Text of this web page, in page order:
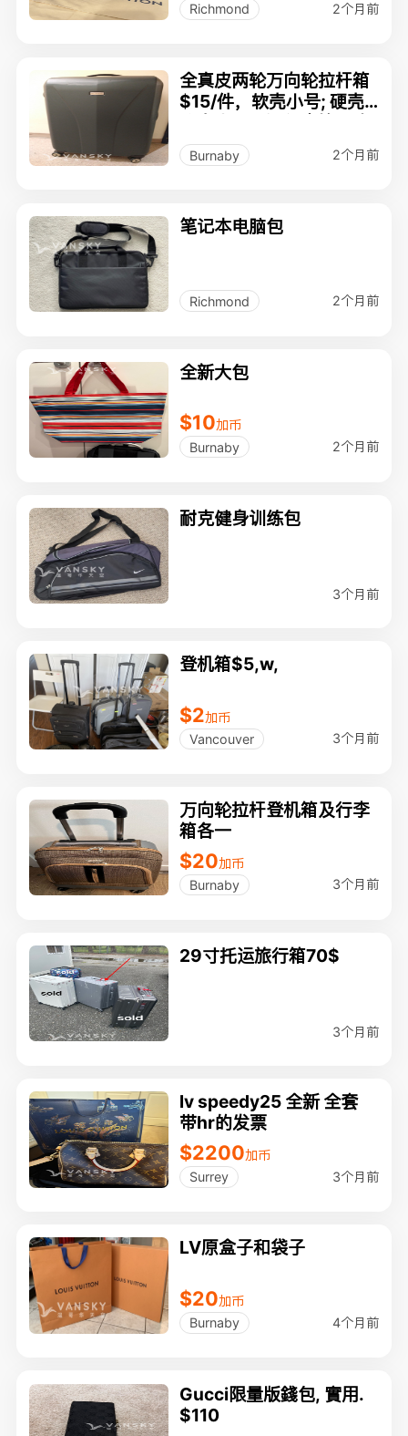
Richmond
2个月前
全真皮两轮万向轮拉杆箱
$15/件，软壳小号; 硬壳,
好用正常使用
Burnaby 2个月前
笔记本电脑包
Richmond 2个月前
全新大包
$10加币
Burnaby
2个月前
耐克健身训练包
3个月前
登机箱$5,w,
$2加币
Vancouver
3个月前
万向轮拉杆登机箱及行李
箱各一
$20加币
Burnaby
3个月前
29寸托运旅行箱70$
3个月前
lv speedy25 全新 全套
带hr的发票
$2200加币
Surrey
3个月前
LV原盒子和袋子
$20加币
Burnaby
4个月前
Gucci限量版錢包, 實用.
$110